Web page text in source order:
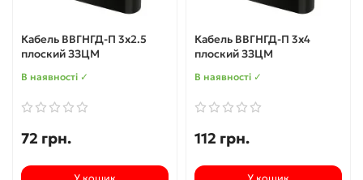
Кабель ВВГНГД-П 3х2.5
плоский ЗЗЦМ
В наявності ✓
72 грн.
Кабель ВВГНГД-П 3х4
плоский ЗЗЦМ
В наявності ✓
112 грн.